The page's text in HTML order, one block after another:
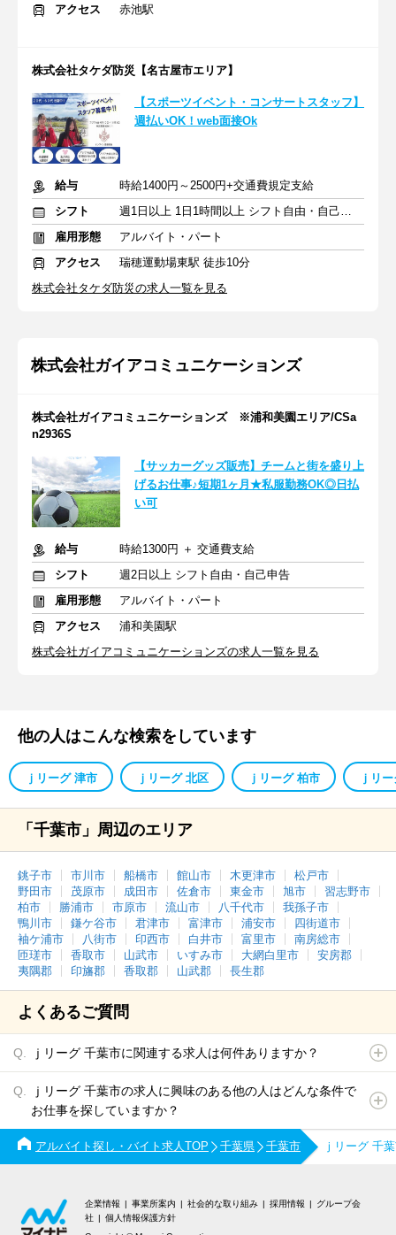
アクセス
赤池駅
株式会社タケダ防災【名古屋市エリア】
【スポーツイベント・コンサートスタッフ】
週払いOK！web面接Ok
給与
時給1400円～2500円+交通費規定支給
シフト
週1日以上 1日1時間以上 シフト自由・自己申告
雇用形態
アルバイト・パート
アクセス
瑞穂運動場東駅 徒歩10分
株式会社タケダ防災の求人一覧を見る
株式会社ガイアコミュニケーションズ
株式会社ガイアコミュニケーションズ ※浦和美園エリア/CSa
n2936S
【サッカーグッズ販売】チームと街を盛り上
げるお仕事♪短期1ヶ月★私服勤務OK◎日払
い可
給与
時給1300円 ＋ 交通費支給
シフト
週2日以上 シフト自由・自己申告
雇用形態
アルバイト・パート
アクセス
浦和美園駅
株式会社ガイアコミュニケーションズの求人一覧を見る
他の人はこんな検索をしています
ｊリーグ 津市 ｊリーグ 北区 ｊリーグ 柏市 ｊリ
「千葉市」周辺のエリア
銚子市 市川市 船橋市 館山市 木更津市
松戸市
野田市
茂原市 成田市 佐倉市 東金市 旭市
習志野市
柏市
勝浦市 市原市 流山市 八千代市
我孫子市
鴨川市
鎌ケ谷市 君津市 富津市 浦安市
四街道市
袖ケ浦市
八街市 印西市 白井市 富里市
南房総市
匝瑳市
香取市 山武市 いすみ市 大網白里市
安房郡
夷隅郡
印旛郡 香取郡 山武郡 長生郡
よくあるご質問
ｊリーグ 千葉市に関連する求人は何件ありますか？
ｊリーグ 千葉市の求人に興味のある他の人はどんな条件で
お仕事を探していますか？
アルバイト探し・バイト求人TOP 千葉県 千葉市 ｊリーグ 千
企業情報 事業所案内 社会的な取り組み 採用情報
グループ会
社
個人情報保護方針